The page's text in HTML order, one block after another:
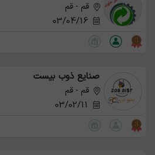
قم - قم
03/04/16
صنایع ذوب بیست
قم - قم